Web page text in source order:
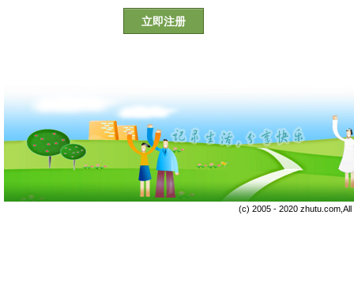
立即注册
(c) 2005 - 2020